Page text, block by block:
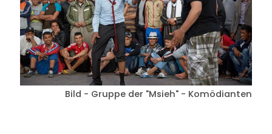
Bild - Gruppe der "Msieh" - Komödianten